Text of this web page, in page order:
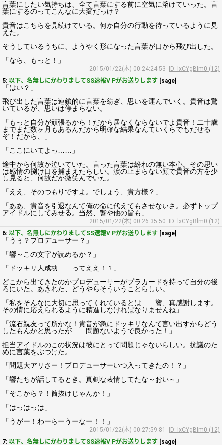
言葉にしたい気持ちは、全て言葉にする前に空気に溶けていった。言
葉にするのってこんなに大変だっけ？
貴音はこちらを見続けている。何か自分の行動を待っているように見
えた。
そうしているうちに、ようやく形になった言葉が口から飛び出した。
「なら、もっと！」
2015/01/22(木) 00:24:24.53
ID: lxCYgBlm0 (12)
5: 以下、名無しにかわりましてSS速報VIPがお送りします [sage]
「はい？」
飛び出した言葉は連鎖的に言葉を紡ぎ、思いを運んでいく。貴音は驚
いているが、思いは停まらない。
「もっと自分が頑張るから！だから居なくならないでよ貴音！二十歳
までまだ数ヶ月もあるんだから明確な結果なんていくらでもだせる
ぞ！だから、」
「ここにいてよっ……」
途中から何故か泣いていた。言った言葉は紛れの無い本心。その思い
は感情の捌け口を捕まえたらしい。涙の止まらない顔で貴音の方を少
し見ると、何故だか微笑んでいた。
「ええ、そのつもりですよ。でしょう、貴方様？」
「ああ、貴音を引退なんて俺の命に代えてもさせないさ。必ずトップ
アイドルにしてみせる。当然、響や他の皆も」
2015/01/22(木) 00:26:35.50
ID: lxCYgBlm0 (12)
6: 以下、名無しにかわりましてSS速報VIPがお送りします [sage]
「うぅ？プロデューサー？」
「響～この文字が読めるか？」
「ドッキリ大成功……ってええ！？」
どこから出てきたのかプロデューサーがプラカードを持って自分の後
ろにいた。あきれた、どうやらそういうことらしい。
「私をそんなに大切に思ってくれているとは……響、真感謝します。
その情に応えられるように精進しなければなりませんね」
「流石親友って所かな！貴音が急にドッキリなんて言い出すからどう
したもんかと思ったが……問題ないようで良かった！」
担当アイドルのこの状況は彼にとって問題じゃないらしい。抗議のた
めに言葉をぶつけた。
「問題大アリさー！プロデューサーいつ入ってきたの！？」
「響たちが話してるとき。真剣な表情してたな～おい～」
「そこから？！筒抜けじゃんか！」
「はっはっは」
「うがー！わーらーうーなー！！」
2015/01/22(木) 00:27:59.81
ID: lxCYgBlm0 (12)
7: 以下、名無しにかわりましてSS速報VIPがお送りします [sage]